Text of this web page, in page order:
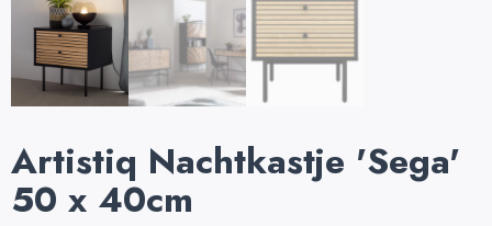
Artistiq Nachtkastje 'Sega'
50 x 40cm